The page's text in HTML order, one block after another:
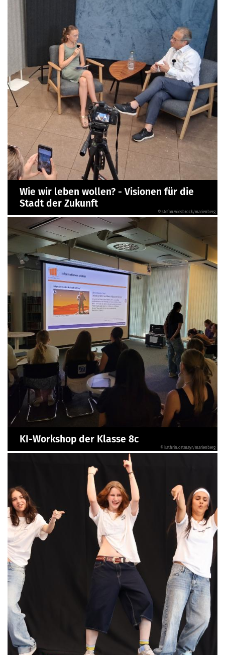
Wie wir leben wollen? - Visionen für die
Stadt der Zukunft
© stefan.wiesbrock/marienberg
KI-Workshop der Klasse 8c
© kathrin.ortmayr/marienberg